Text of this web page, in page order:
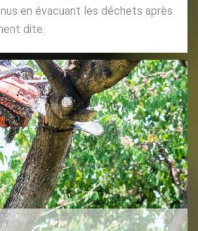
en évacuant les déchets après
dite.